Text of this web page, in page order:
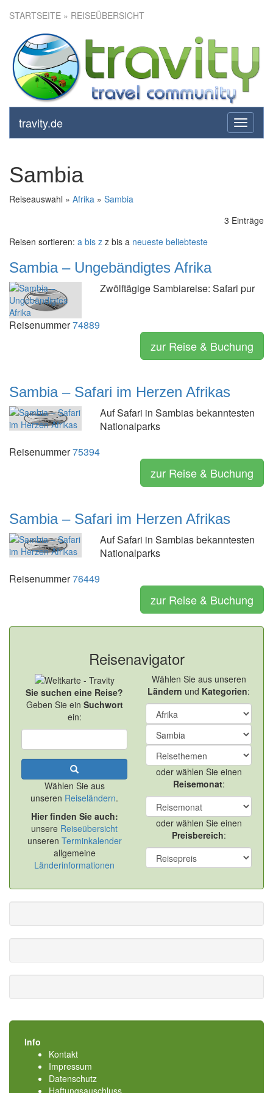
STARTSEITE » REISEÜBERSICHT
toggle
travity.de
Sambia
Reiseauswahl » Afrika » Sambia
3 Einträge
Reisen sortieren: a bis z z bis a neueste beliebteste
Sambia – Ungebändigtes Afrika
Zwölftägige Sambiareise: Safari pur
Reisenummer74889
zur Reise & Buchung
Sambia – Safari im Herzen Afrikas
Auf Safari in Sambias bekanntesten
Nationalparks
Reisenummer75394
zur Reise & Buchung
Sambia – Safari im Herzen Afrikas
Auf Safari in Sambias bekanntesten
Nationalparks
Reisenummer76449
zur Reise & Buchung
Reisenavigator
Sie suchen eine Reise?
Geben Sie ein Suchwort
ein:
Wählen Sie aus
unseren Reiseländern.
Hier finden Sie auch:
unsere Reiseübersicht
unseren Terminkalender
allgemeine
Länderinformationen
Wählen Sie aus unseren
Ländern und Kategorien:
oder wählen Sie einen
Reisemonat:
oder wählen Sie einen
Preisbereich:
Info
Kontakt
Impressum
Datenschutz